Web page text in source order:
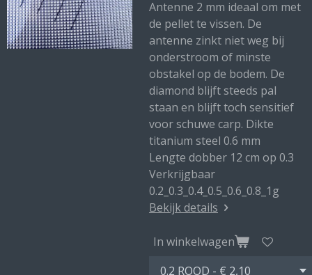
Antenne 2 mm ideaal om met
de pellet te vissen. De
antenne zinkt niet weg bij
onderstroom of minste
obstakel op de bodem. De
diamond blijft steeds pal
staan en blijft toch sensitief
voor schuwe carp. Dikte
titanium steel 0.6 mm
Lengte dobber 12 cm op 0.3
Verkrijgbaar
0.2_0.3_0.4_0.5_0.6_0.8_1g
Bekijk details
In winkelwagen